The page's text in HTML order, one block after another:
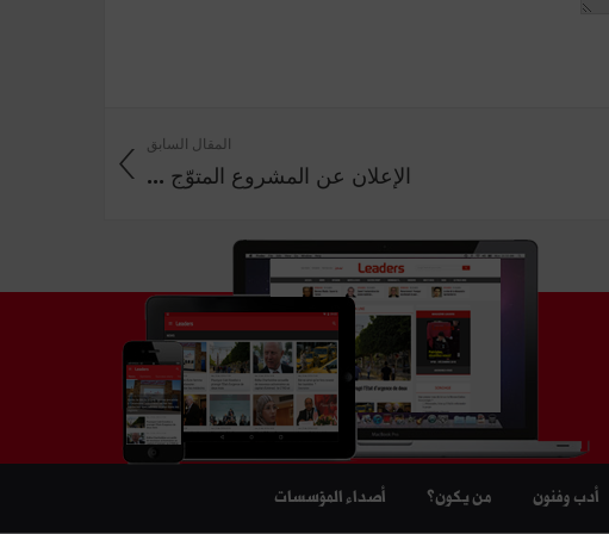
المقال السابق
الإعلان عن المشروع المتوّج ...
أدب وفنون من يكون؟ أصداء المؤسسات